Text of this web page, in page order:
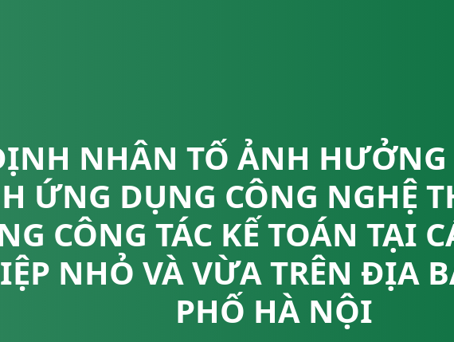
NHÂN TỐ ẢNH HƯỞNG
ỨNG DỤNG CÔNG NGHỆ
CÔNG TÁC KẾ TOÁN TẠI
NHỎ VÀ VỪA TRÊN ĐỊA
PHỐ HÀ NỘI